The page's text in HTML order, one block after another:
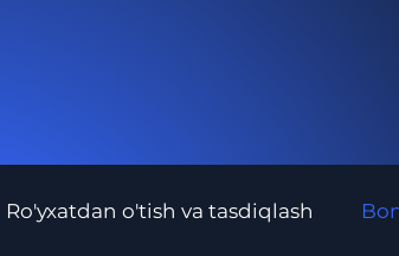
Ro'yxatdan o'tish va tasdiqlash